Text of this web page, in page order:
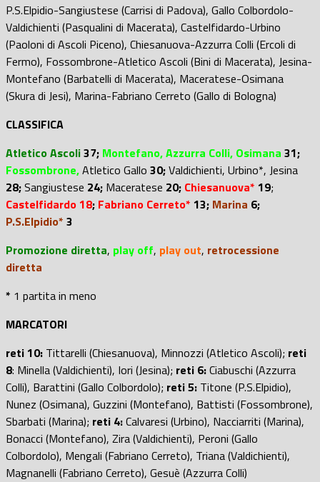
P.S.Elpidio-Sangiustese (Carrisi di Padova), Gallo Colbordolo-
Valdichienti (Pasqualini di Macerata), Castelfidardo-Urbino
(Paoloni di Ascoli Piceno), Chiesanuova-Azzurra Colli (Ercoli di
Fermo), Fossombrone-Atletico Ascoli (Bini di Macerata), Jesina-
Montefano (Barbatelli di Macerata), Maceratese-Osimana
(Skura di Jesi), Marina-Fabriano Cerreto (Gallo di Bologna)
CLASSIFICA
Atletico Ascoli37; Montefano, Azzurra Colli, Osimana 31;
Fossombrone,Atletico Gallo 30;Valdichienti, Urbino*, Jesina
28;Sangiustese 24; Maceratese 20; Chiesanuova* 19;
Castelfidardo 18; Fabriano Cerreto* 13; Marina 6;
P.S.Elpidio* 3
Promozione diretta, play off, play out, retrocessione
diretta
* 1 partita in meno
MARCATORI
reti 10: Tittarelli (Chiesanuova), Minnozzi (Atletico Ascoli); reti
8: Minella (Valdichienti), Iori (Jesina); reti 6:Ciabuschi (Azzurra
Colli), Barattini (Gallo Colbordolo); reti 5: Titone (P.S.Elpidio),
Nunez (Osimana), Guzzini (Montefano), Battisti (Fossombrone),
Sbarbati (Marina); reti 4:Calvaresi (Urbino), Nacciarriti (Marina),
Bonacci (Montefano), Zira (Valdichienti), Peroni (Gallo
Colbordolo), Mengali (Fabriano Cerreto), Triana (Valdichienti),
Magnanelli (Fabriano Cerreto), Gesuè (Azzurra Colli)